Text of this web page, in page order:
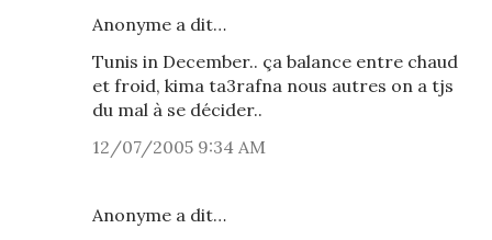
Anonyme a dit…
Tunis in December.. ça balance entre chaud
et froid, kima ta3rafna nous autres on a tjs
du mal à se décider..
12/07/2005 9:34 AM
Anonyme a dit…